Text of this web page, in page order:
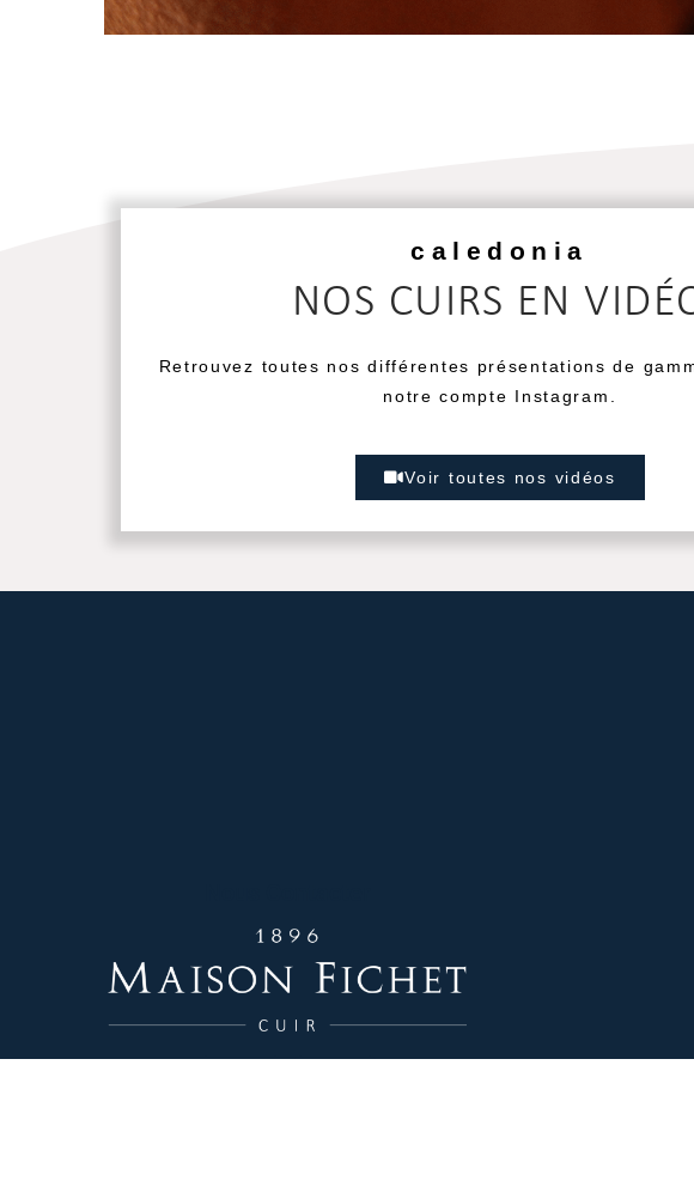
caledonia
NOS CUIRS EN
Retrouvez toutes nos différentes présentations de
notre compte Instagram.
Voir toutes nos vidéos